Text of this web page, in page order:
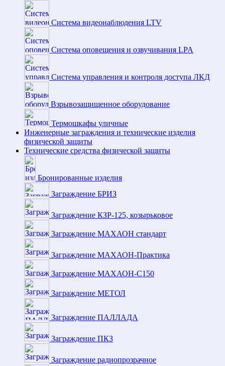
Система видеонаблюдения LTV
Система оповещения и озвучивания LPA
Система управления и контроля доступа ЛКД
Взрывозащищенное оборудование
Термошкафы уличные
Инженерные заграждения и технические изделия
физической защиты
Технические средства физической защиты
Бронированные изделия
Заграждение БРИЗ
Заграждение КЗР-125, козырьковое
Заграждение МАХАОН стандарт
Заграждение МАХАОН-Практика
Заграждение МАХАОН-С150
Заграждение МЕТОЛ
Заграждение ПАЛЛАДА
Заграждение ПКЗ
Заграждение радиопрозрачное